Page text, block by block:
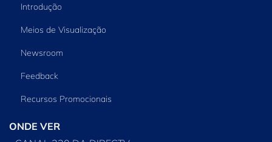
Introdução
Meios de Visualização
Newsroom
Feedback
Recursos Promocionais
ONDE VER